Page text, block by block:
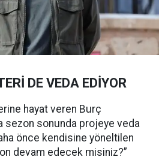
DE VEDA EDİYOR
hayat veren Burç
sezon sonunda projeye veda
önce kendisine yöneltilen
devam edecek misiniz?”